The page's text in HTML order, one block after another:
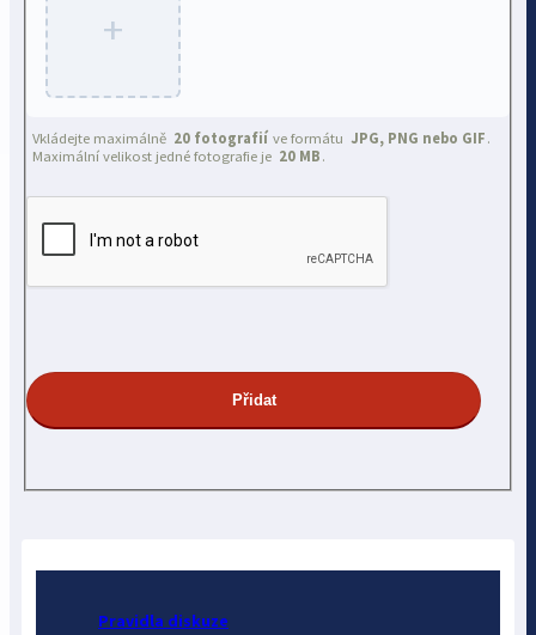
+
Vkládejte maximálně 20 fotografií ve formátu JPG, PNG nebo GIF .
Maximální velikost jedné fotografie je 20 MB .
Pravidla diskuze